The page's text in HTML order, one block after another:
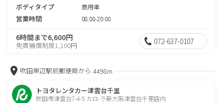
ボディタイプ 商用車
営業時間 08:00-20:00
6時間まで6,600円
免責補償制度1,100円 072-637-0107
吹田岸辺駅前郵便局から 4498m
トヨタレンタカー津雲台千里
吹田市津雲台7-4-5 カロ-ラ新大阪津雲台千里店内